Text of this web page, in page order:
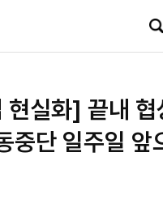
검
현실화] 끝내 협
중단 일주일 앞